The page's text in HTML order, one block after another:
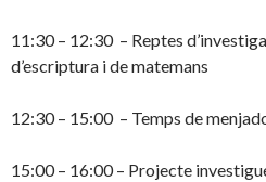
11:30 – 12:30 – Reptes
d’escriptura i de matemans
12:30 – 15:00 – Temps de
15:00 – 16:00 – Projecte